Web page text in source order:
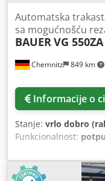
Chemnitz 849 km
Automatska
sa mogućnošću
BAUER VG 550ZA
Informacije o
Stanje: vrlo dobro
Funkcionalnost:
,
maksimalna brzina
masa:3.500 kg